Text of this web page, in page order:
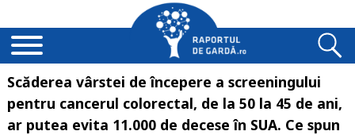
Scăderea vârstei de începere a screeningului
pentru cancerul colorectal, de la 50 la 45 de ani,
ar putea evita 11.000 de decese în SUA. Ce spun